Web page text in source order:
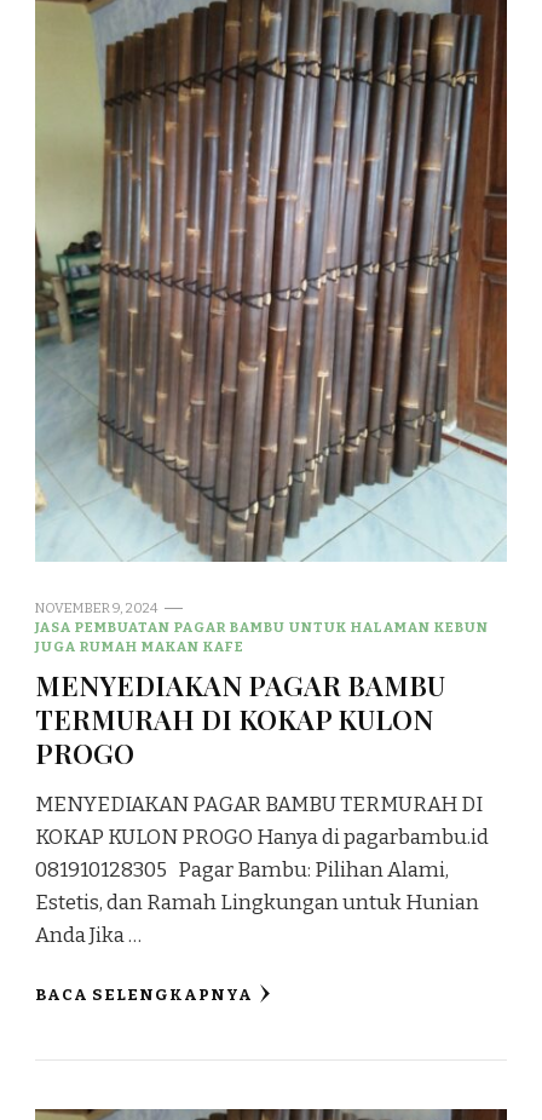
NOVEMBER 9, 2024
JASA PEMBUATAN PAGAR BAMBU UNTUK HALAMAN KEBUN
JUGA RUMAH MAKAN KAFE
MENYEDIAKAN PAGAR BAMBU
TERMURAH DI KOKAP KULON
PROGO
MENYEDIAKAN PAGAR BAMBU TERMURAH DI
KOKAP KULON PROGO Hanya di pagarbambu.id
081910128305 Pagar Bambu: Pilihan Alami,
Estetis, dan Ramah Lingkungan untuk Hunian
Anda Jika …
BACA SELENGKAPNYA